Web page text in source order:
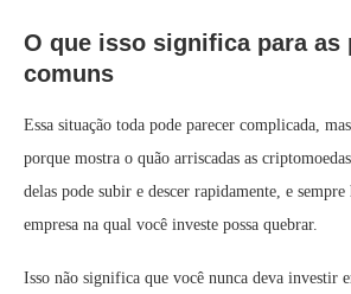
O que isso significa para as
comuns
Essa situação toda pode parecer complicada,
porque mostra o quão arriscadas as
delas pode subir e descer rapidamente, e sempre
empresa na qual você investe possa quebrar.
Isso não significa que você nunca deva investir